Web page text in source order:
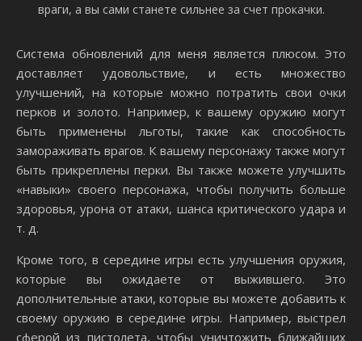
враги, а вы сами станете сильнее за счет прокачки.
Система обновлений для меня является плюсом. Это
доставляет удовольствие, и есть множество
улучшений, на которые можно потратить свои очки
перков и золото. Например, к вашему оружию могут
быть применены льготы, такие как способность
замораживать врагов. К вашему персонажу также могут
быть прикреплены перки. Вы также можете улучшить
«навыки» своего персонажа, чтобы получить больше
здоровья, урона от атаки, шанса критического удара и
т. д.
Кроме того, в середине игры есть улучшения оружия,
которые вы ожидаете от выжившего. Это
дополнительные атаки, которые вы можете добавить к
своему оружию в середине игры. Например, выстрел
сферой из пистолета, чтобы уничтожить ближайших